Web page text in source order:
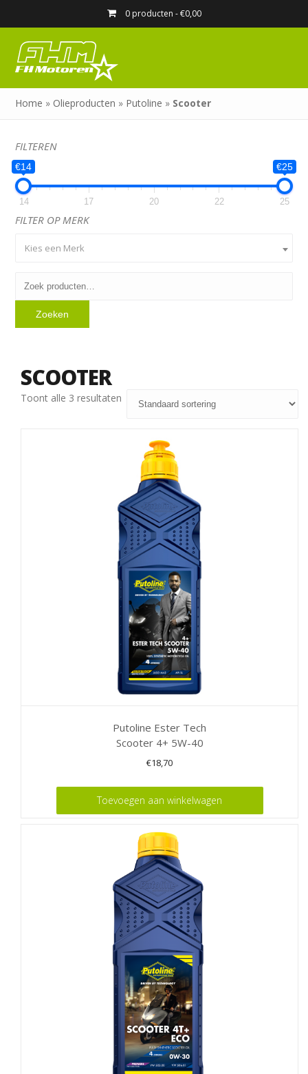
0 producten -€0,00
Home » Olieproducten » Putoline » Scooter
FILTEREN
€14 €25
14 17 20 22 25
FILTER OP MERK
Kies een Merk
Zoeken
naar:
Zoeken
SCOOTER
Toont alle 3 resultaten
Putoline Ester Tech
Scooter 4+ 5W-40
€18,70
Toevoegen aan winkelwagen